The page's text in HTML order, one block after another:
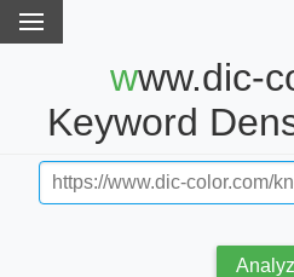
www.dic-color.com
Keyword